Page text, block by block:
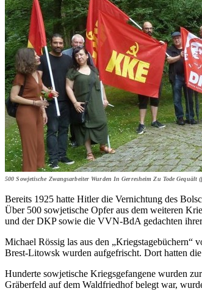
500 Sowjetische Zwangsarbeiter Wurden In Gerresheim Zu Tode Gequält
Bereits 1925 hatte Hitler die Vernichtung des
Über 500 sowjetische Opfer aus dem weiteren
und der DKP sowie die VVN-BdA gedachten
Michael Rössig las aus den
Brest-Litowsk wurden aufgefrischt. Dort hatten
Hunderte sowjetische Kriegsgefangene wurden
Gräberfeld auf dem Waldfriedhof belegt war,